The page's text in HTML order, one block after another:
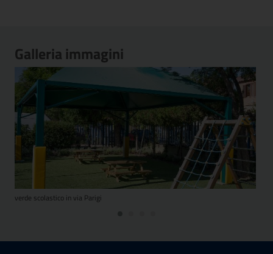
Galleria immagini
verde scolastico in via Parigi